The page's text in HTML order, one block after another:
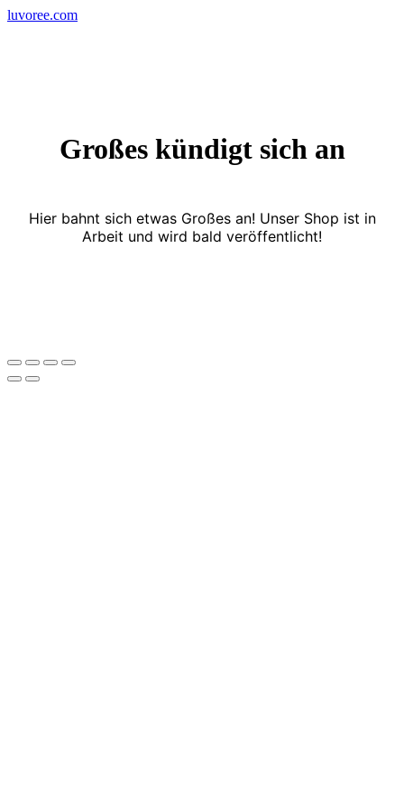
Skip
luvoree.com
Großes kündigt sich an
Hier bahnt sich etwas Großes an! Unser Shop ist in
Arbeit und wird bald veröffentlicht!